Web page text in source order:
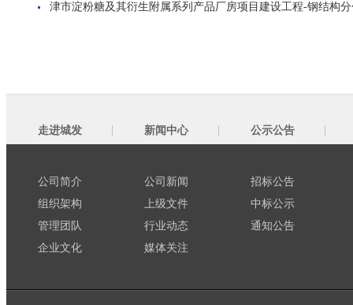
津市淀粉糖及其衍生附属系列产品厂房项目建设工程-钢结构
走进城发
公司简介
组织架构
管理团队
企业文化
新闻中心
公司新闻
上级文件
行业动态
媒体关注
公示公告
招标公告
中标公示
通知公告